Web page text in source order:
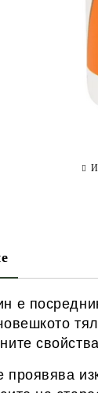
е
проявява